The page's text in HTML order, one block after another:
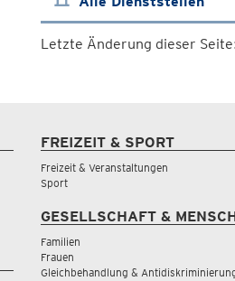
Letzte Änderung dieser
FREIZEIT & SPORT
Freizeit & Veranstaltungen
Sport
GESELLSCHAFT &
Familien
Frauen
Gleichbehandlung &